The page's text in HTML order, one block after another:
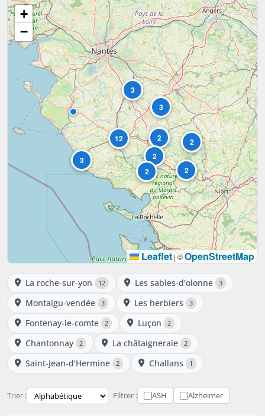
12
2
3
2
3
2
3
2
2
+
−
Leaflet | ©OpenStreetMap
La roche-sur-yon 12 Les sables-d'olonne 3
Montaigu-vendée 3 Les herbiers 3
Fontenay-le-comte 2 Luçon 2
Chantonnay 2 La châtaigneraie 2
Saint-Jean-d'Hermine 2 Challans 1
Trier : Filtrer : ASH Alzheimer